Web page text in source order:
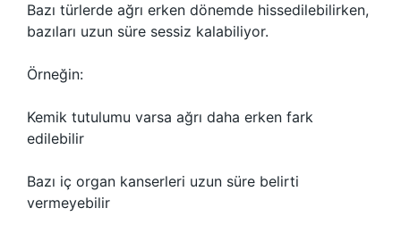
Bazı türlerde ağrı erken dönemde hissedilebilirken,
bazıları uzun süre sessiz kalabiliyor.
Örneğin:
Kemik tutulumu varsa ağrı daha erken fark
edilebilir
Bazı iç organ kanserleri uzun süre belirti
vermeyebilir